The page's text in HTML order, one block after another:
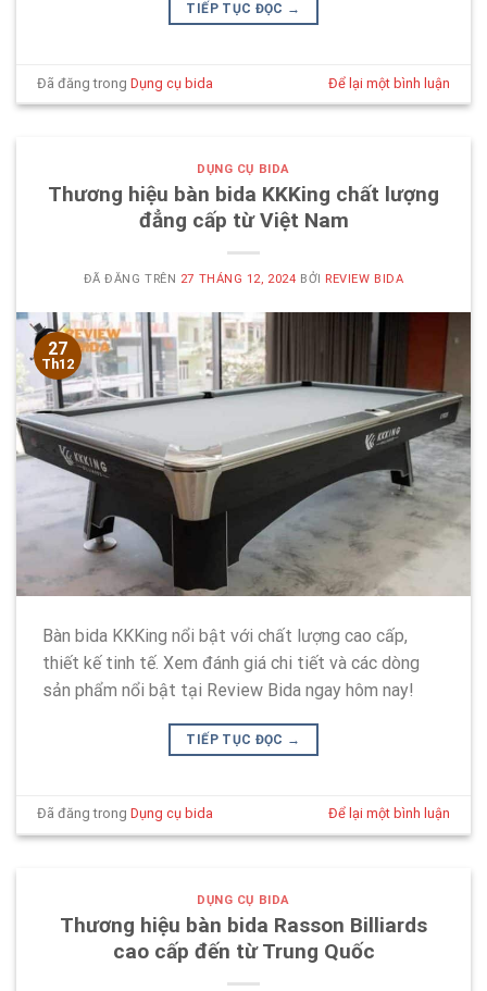
TIẾP TỤC ĐỌC →
Đã đăng trongDụng cụ bida Để lại một bình luận
DỤNG CỤ BIDA
Thương hiệu bàn bida KKKing chất lượng
đẳng cấp từ Việt Nam
ĐÃ ĐĂNG TRÊN 27 THÁNG 12, 2024 BỞI REVIEW BIDA
27
Th12
Bàn bida KKKing nổi bật với chất lượng cao cấp,
thiết kế tinh tế. Xem đánh giá chi tiết và các dòng
sản phẩm nổi bật tại Review Bida ngay hôm nay!
TIẾP TỤC ĐỌC →
Đã đăng trongDụng cụ bida Để lại một bình luận
DỤNG CỤ BIDA
Thương hiệu bàn bida Rasson Billiards
cao cấp đến từ Trung Quốc